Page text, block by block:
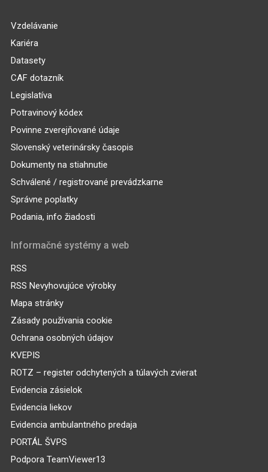
Vzdelávanie
Kariéra
Datasety
CAF dotazník
Legislatíva
Potravinový kódex
Povinne zverejňované údaje
Slovenský veterinársky časopis
Dokumenty na stiahnutie
Schválené / registrované prevádzkarne
Správne poplatky
Podania, info žiadosti
Informačné systémy a web
RSS
RSS Nevyhovujúce výrobky
Mapa stránky
Zásady používania cookie
Ochrana osobných údajov
KVEPIS
ROTZ – register odchytených a túlavých zvierat
Evidencia zásielok
Evidencia liekov
Evidencia ambulantného predaja
PORTÁL ŠVPS
Podpora TeamViewer13